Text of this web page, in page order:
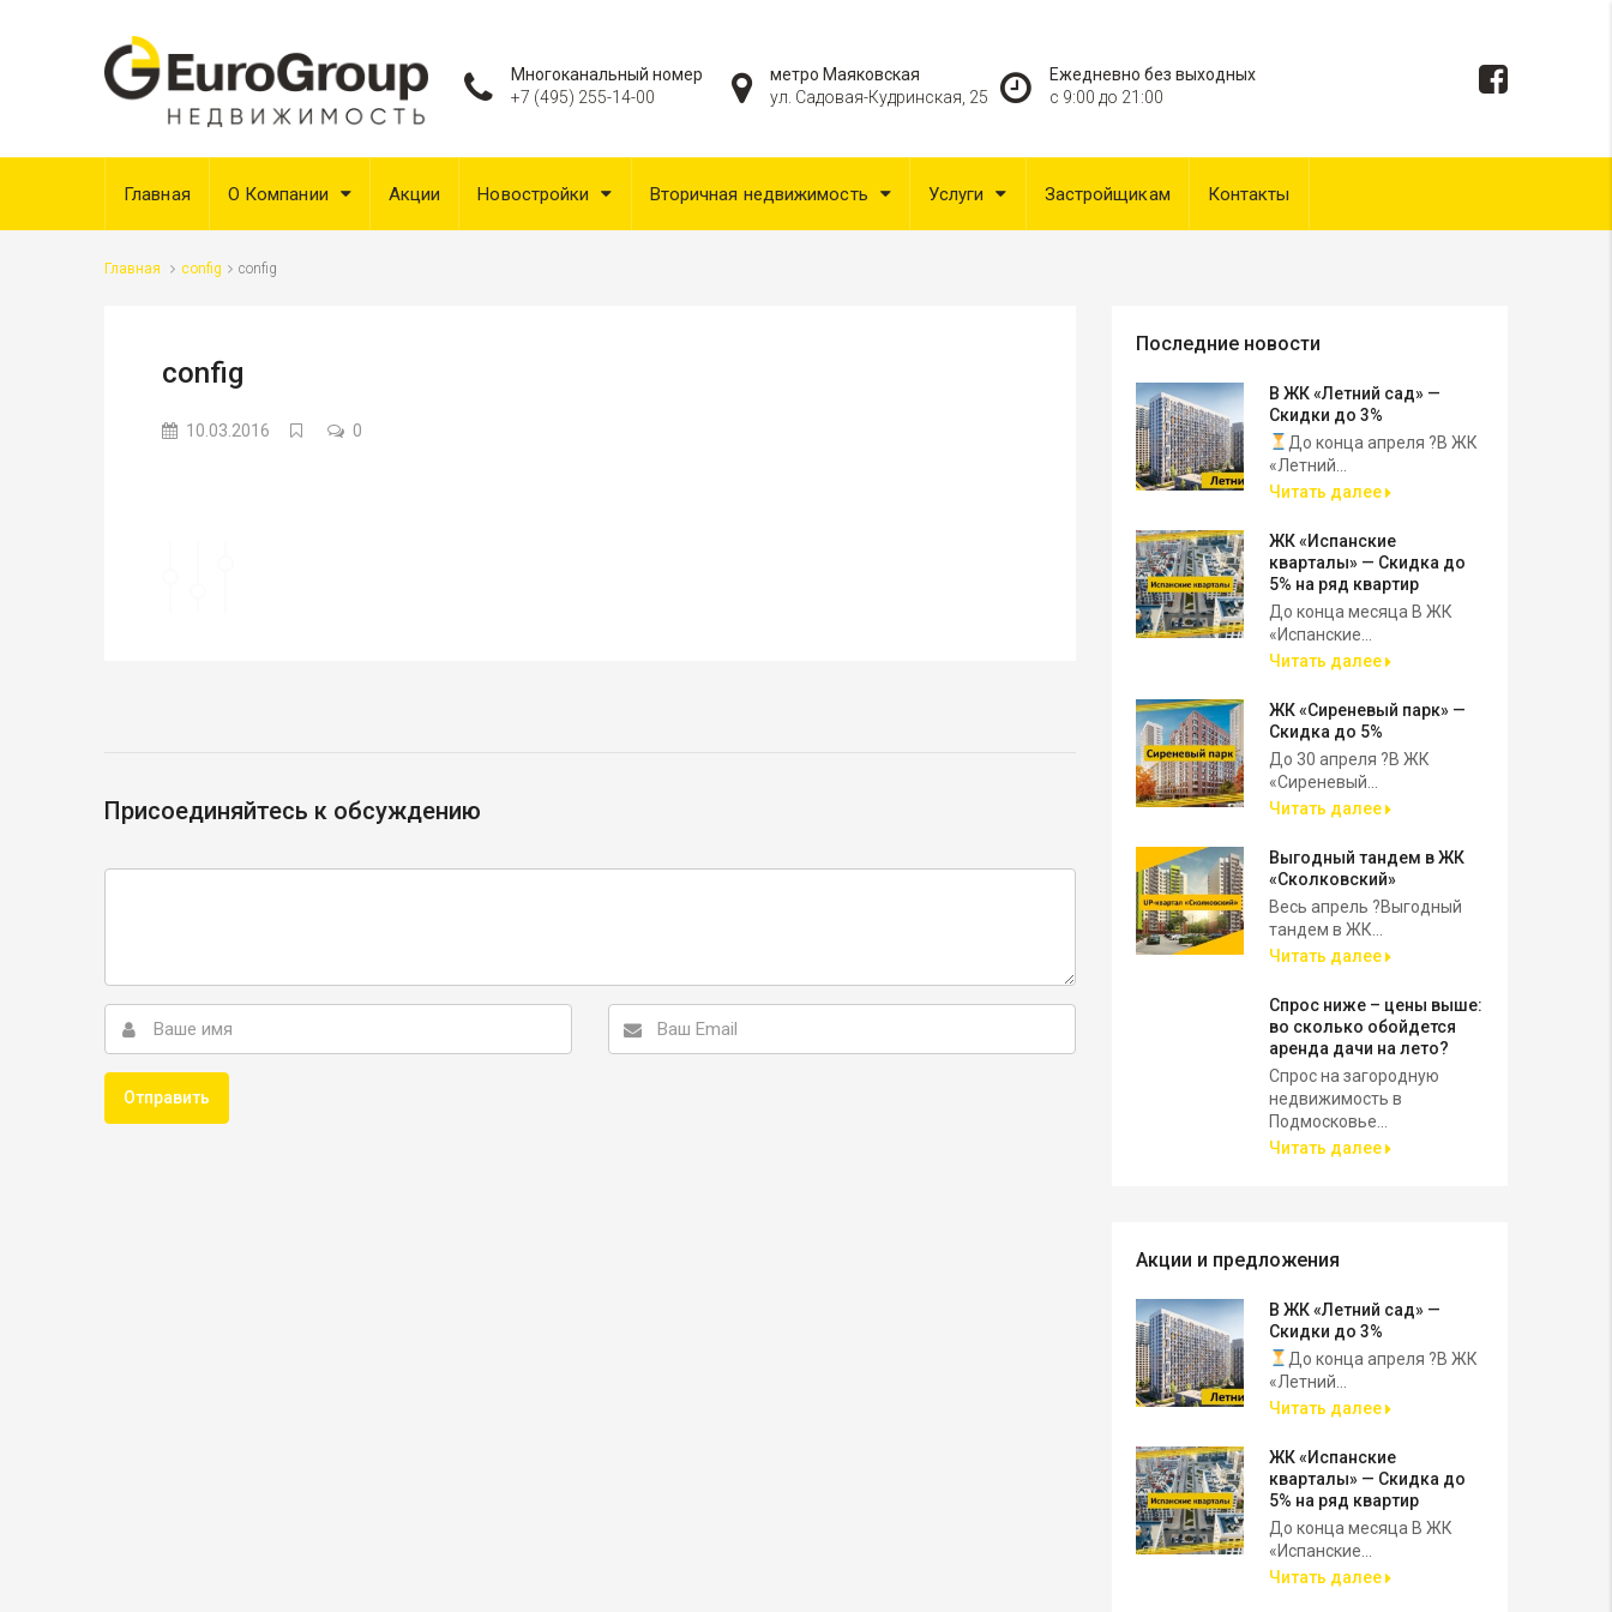
Ежедневно без выходных
с 9:00 до 21:00
метро Маяковская
ул. Садовая-Кудринская, 25
Многоканальный номер
+7 (495) 255-14-00
Главная О Компании Акции Новостройки Вторичная недвижимость Услуги Застройщикам Контакты
Главная config config
config
10.03.2016 0
Присоединяйтесь к обсуждению
Последние новости
В ЖК «Летний сад» —
Скидки до 3%
До конца апреля ?В ЖК
«Летний...
Читать далее
ЖК «Испанские
кварталы» — Скидка до
5% на ряд квартир
До конца месяца В ЖК
«Испанские...
Читать далее
ЖК «Сиреневый парк» —
Скидка до 5%
До 30 апреля ?В ЖК
«Сиреневый...
Читать далее
Выгодный тандем в ЖК
«Сколковский»
Весь апрель ?Выгодный
тандем в ЖК...
Читать далее
Спрос ниже – цены выше:
во сколько обойдется
аренда дачи на лето?
Спрос на загородную
недвижимость в
Подмосковье...
Читать далее
Акции и предложения
В ЖК «Летний сад» —
Скидки до 3%
До конца апреля ?В ЖК
«Летний...
Читать далее
ЖК «Испанские
кварталы» — Скидка до
5% на ряд квартир
До конца месяца В ЖК
«Испанские...
Читать далее